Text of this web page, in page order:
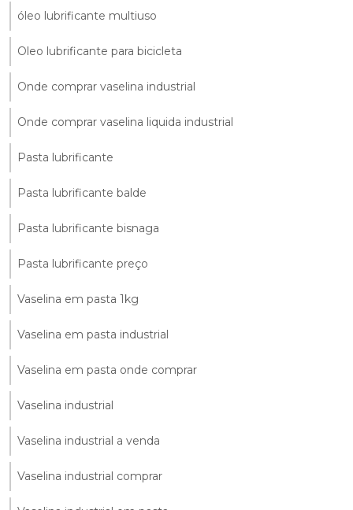
óleo lubrificante multiuso
Oleo lubrificante para bicicleta
Onde comprar vaselina industrial
Onde comprar vaselina liquida industrial
Pasta lubrificante
Pasta lubrificante balde
Pasta lubrificante bisnaga
Pasta lubrificante preço
Vaselina em pasta 1kg
Vaselina em pasta industrial
Vaselina em pasta onde comprar
Vaselina industrial
Vaselina industrial a venda
Vaselina industrial comprar